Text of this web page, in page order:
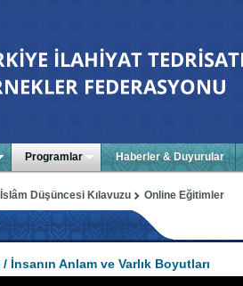
Programlar Haberler & Duyurular
Online Eğitimler
İslâm Düşüncesi Kılavuzu
İnsanın Anlam ve Varlık Boyutları